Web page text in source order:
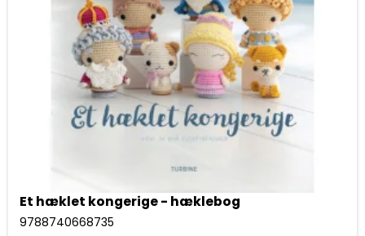
Et hæklet kongerige - hæklebog
9788740668735